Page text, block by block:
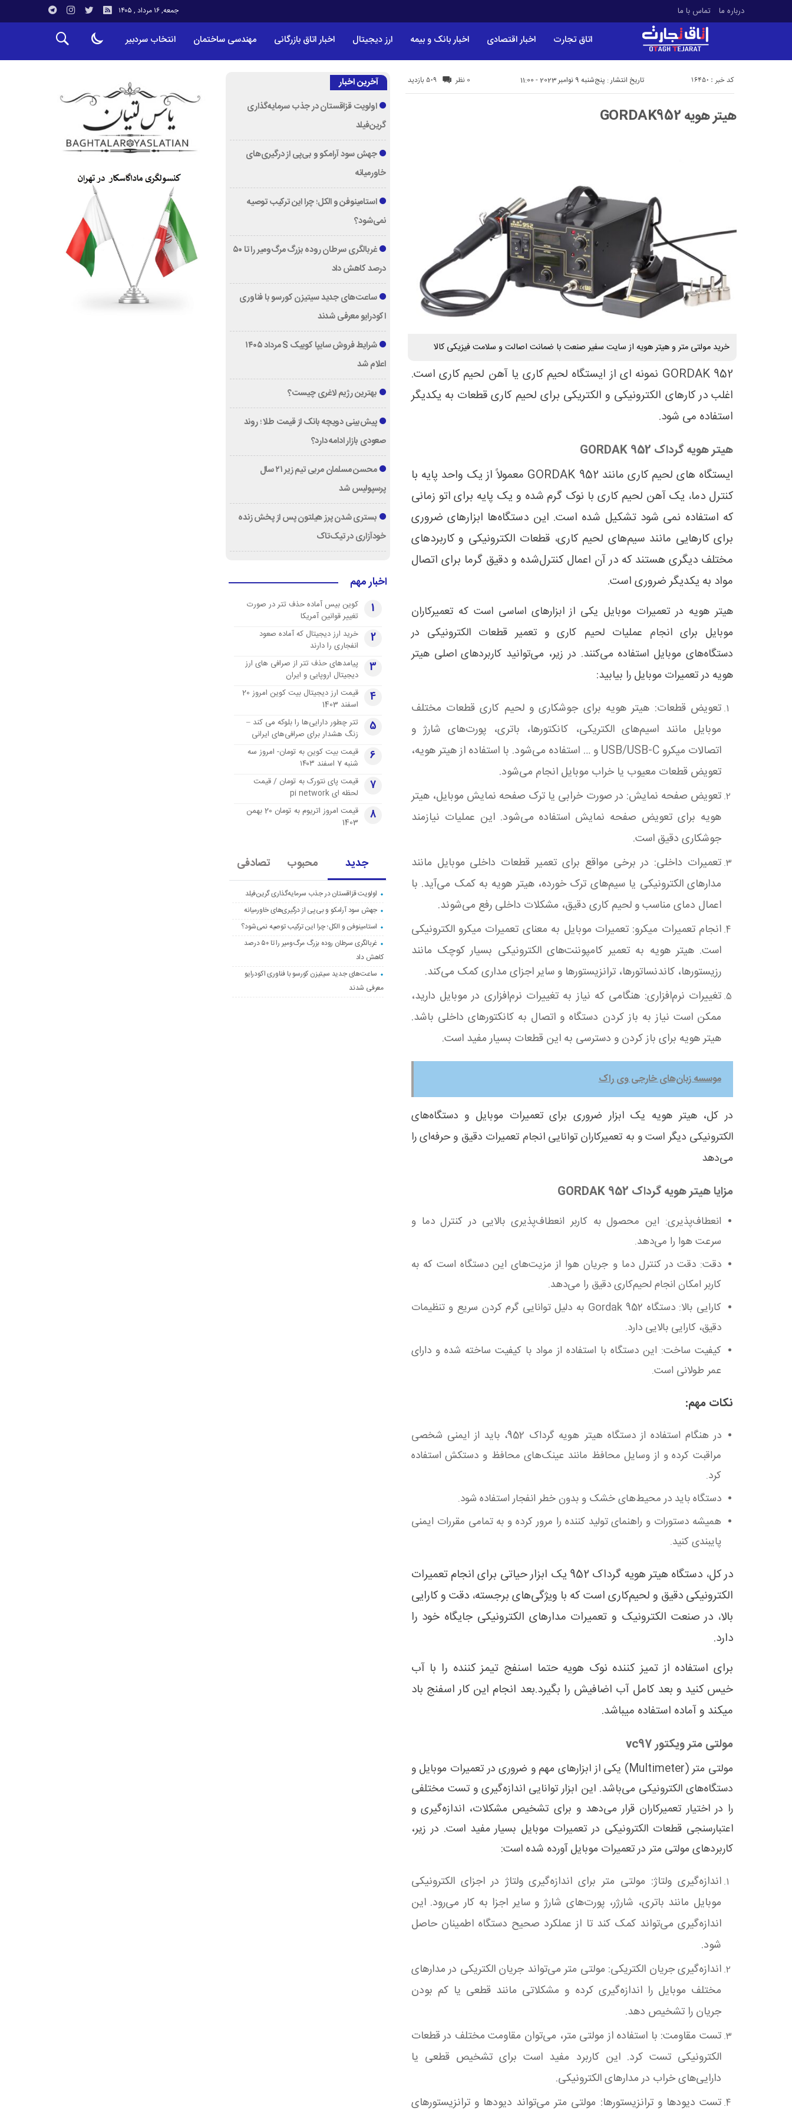
درباره ما تماس با ما جمعه, ۱۶ مرداد , ۱۴۰۵
اتاق تجارت اخبار اقتصادی اخبار بانک و بیمه ارز دیجیتال اخبار اتاق بازرگانی مهندسی ساختمان انتخاب سردبیر
تاریخ انتشار : پنج‌شنبه 9 نوامبر 2023 - 11:00 509 بازدید کد خبر : 16450 0 نظر
هیتر هویه GORDAK952
خرید مولتی متر و هیتر هویه از سایت سفیر صنعت با ضمانت اصالت و سلامت فیزیکی کالا
GORDAK 952 نمونه ای از ایستگاه لحیم کاری یا آهن لحیم کاری است.
اغلب در کارهای الکترونیکی و الکتریکی برای لحیم کاری قطعات به یکدیگر
استفاده می شود.
هیتر هویه گرداک 952 GORDAK
ایستگاه های لحیم کاری مانند GORDAK 952 معمولاً از یک واحد پایه با
کنترل دما، یک آهن لحیم کاری با نوک گرم شده و یک پایه برای اتو زمانی
که استفاده نمی شود تشکیل شده است. این دستگاه‌ها ابزارهای ضروری
برای کارهایی مانند سیم‌های لحیم کاری، قطعات الکترونیکی و کاربردهای
مختلف دیگری هستند که در آن اعمال کنترل‌شده و دقیق گرما برای اتصال
مواد به یکدیگر ضروری است.
هیتر هویه در تعمیرات موبایل یکی از ابزارهای اساسی است که تعمیرکاران
موبایل برای انجام عملیات لحیم کاری و تعمیر قطعات الکترونیکی در
دستگاه‌های موبایل استفاده می‌کنند. در زیر، می‌توانید کاربردهای اصلی هیتر
هویه در تعمیرات موبایل را بیابید:
تعویض قطعات: هیتر هویه برای جوشکاری و لحیم کاری قطعات مختلف
موبایل مانند اسیم‌های الکتریکی، کانکتورها، باتری، پورت‌های شارژ و
اتصالات میکرو
USB/USB-C و … استفاده می‌شود. با استفاده از هیتر هویه،
تعویض قطعات معیوب یا خراب موبایل انجام می‌شود.
تعویض صفحه نمایش: در صورت خرابی یا ترک صفحه نمایش موبایل، هیتر
هویه برای تعویض صفحه نمایش استفاده می‌شود. این عملیات نیازمند
جوشکاری دقیق است.
تعمیرات داخلی: در برخی مواقع برای تعمیر قطعات داخلی موبایل مانند
مدارهای الکترونیکی یا سیم‌های ترک خورده، هیتر هویه به کمک می‌آید. با
اعمال دمای مناسب و لحیم کاری دقیق، مشکلات داخلی رفع می‌شوند.
انجام تعمیرات میکرو: تعمیرات موبایل به معنای تعمیرات میکرو الکترونیکی
است. هیتر هویه به تعمیر کامپوننت‌های الکترونیکی بسیار کوچک مانند
رزیستورها، کاندنساتورها، ترانزیستورها و سایر اجزای مداری کمک می‌کند.
تغییرات نرم‌افزاری: هنگامی که نیاز به تغییرات نرم‌افزاری در موبایل دارید،
ممکن است نیاز به باز کردن دستگاه و اتصال به کانکتورهای داخلی باشد.
هیتر هویه برای باز کردن و دسترسی به این قطعات بسیار مفید است.
موسسه زبان‌های خارجی وی راک
در کل، هیتر هویه یک ابزار ضروری برای تعمیرات موبایل و دستگاه‌های
الکترونیکی دیگر است و به تعمیرکاران توانایی انجام تعمیرات دقیق و حرفه‌ای را
می‌دهد
مزایا هیتر هویه گرداک 952 GORDAK
انعطاف‌پذیری: این محصول به کاربر انعطاف‌پذیری بالایی در کنترل دما و
سرعت هوا را می‌دهد.
دقت: دقت در کنترل دما و جریان هوا از مزیت‌های این دستگاه است که به
کاربر امکان انجام لحیم‌کاری دقیق را می‌دهد.
کارایی بالا: دستگاه Gordak 952 به دلیل توانایی گرم کردن سریع و تنظیمات
دقیق، کارایی بالایی دارد.
کیفیت ساخت: این دستگاه با استفاده از مواد با کیفیت ساخته شده و دارای
عمر طولانی است.
نکات مهم:
در هنگام استفاده از دستگاه هیتر هویه گرداک 952، باید از ایمنی شخصی
مراقبت کرده و از وسایل محافظ مانند عینک‌های محافظ و دستکش استفاده
کرد.
دستگاه باید در محیط‌های خشک و بدون خطر انفجار استفاده شود.
همیشه دستورات و راهنمای تولید کننده را مرور کرده و به تمامی مقررات ایمنی
پایبندی کنید.
در کل، دستگاه هیتر هویه گرداک 952 یک ابزار حیاتی برای انجام تعمیرات
الکترونیکی دقیق و لحیم‌کاری است که با ویژگی‌های برجسته، دقت و کارایی
بالا، در صنعت الکترونیک و تعمیرات مدارهای الکترونیکی جایگاه خود را
دارد.
برای استفاده از تمیز کننده نوک هویه حتما اسنفج تیمز کننده را با آب
خیس کنید و بعد کامل آب اضافیش را بگیرد.بعد انجام این کار اسفنج باد
میکند و آماده استفاده میباشد.
مولتی متر ویکتور vc97
مولتی متر
(Multimeter) یکی از ابزارهای مهم و ضروری در تعمیرات موبایل و
دستگاه‌های الکترونیکی می‌باشد. این ابزار توانایی اندازه‌گیری و تست مختلفی
را در اختیار تعمیرکاران قرار می‌دهد و برای تشخیص مشکلات، اندازه‌گیری و
اعتبارسنجی قطعات الکترونیکی در تعمیرات موبایل بسیار مفید است. در زیر،
کاربردهای مولتی متر در تعمیرات موبایل آورده شده است:
اندازه‌گیری ولتاژ: مولتی متر برای اندازه‌گیری ولتاژ در اجزای الکترونیکی
موبایل مانند باتری، شارژر، پورت‌های شارژ و سایر اجزا به کار می‌رود. این
اندازه‌گیری می‌تواند کمک کند تا از عملکرد صحیح دستگاه اطمینان حاصل
شود.
اندازه‌گیری جریان الکتریکی: مولتی متر می‌تواند جریان الکتریکی در مدارهای
مختلف موبایل را اندازه‌گیری کرده و مشکلاتی مانند قطعی یا کم بودن
جریان را تشخیص دهد.
تست مقاومت: با استفاده از مولتی متر، می‌توان مقاومت مختلف در قطعات
الکترونیکی تست کرد. این کاربرد مفید است برای تشخیص قطعی یا
دارایی‌های خراب در مدارهای الکترونیکی.
تست دیودها و ترانزیستورها: مولتی متر می‌تواند دیودها و ترانزیستورهای
آخرین اخبار
اولویت قزاقستان در جذب سرمایه‌گذاری
گرین‌فیلد
جهش سود آرامکو و بی‌پی از درگیری‌های
خاورمیانه
استامینوفن و الکل؛ چرا این ترکیب توصیه
نمی‌شود؟
غربالگری سرطان روده بزرگ مرگ‌ومیر را تا ۵۰
درصد کاهش داد
ساعت‌های جدید سیتیزن کورسو با فناوری
اکودرایو معرفی شدند
شرایط فروش سایپا کوییک S مرداد ۱۴۰۵
اعلام شد
بهترین رژیم لاغری چیست؟
پیش‌بینی دویچه‌ بانک از قیمت طلا ؛ روند
صعودی بازار ادامه دارد؟
محسن مسلمان مربی تیم زیر ۲۱ سال
پرسپولیس شد
بستری شدن پرز هیلتون پس از پخش زنده
خودآزاری در تیک‌تاک
اخبار مهم
1
کوین بیس آماده حذف تتر در صورت
تغییر قوانین آمریکا
2
خرید ارز دیجیتال که آماده صعود
انفجاری را دارند
3
پیامدهای حذف تتر از صرافی های ارز
دیجیتال اروپایی و ایران
4
قیمت ارز دیجیتال بیت کوین امروز 20
اسفند 1403
5
تتر چطور دارایی‌ها را بلوکه می کند –
زنگ هشدار برای صرافی‌های ایرانی
6
قیمت بیت کوین به تومان- امروز سه
شنبه 7 اسفند ۱۴۰۳
7
قیمت پای نتورک به تومان / قیمت
لحظه ای pi network
8
قیمت امروز اتریوم به تومان 20 بهمن
1403
جدید محبوب تصادفی
اولویت قزاقستان در جذب سرمایه‌گذاری گرین‌فیلد
جهش سود آرامکو و بی‌پی از درگیری‌های خاورمیانه
استامینوفن و الکل؛ چرا این ترکیب توصیه نمی‌شود؟
غربالگری سرطان روده بزرگ مرگ‌ومیر را تا ۵۰ درصد
کاهش داد
ساعت‌های جدید سیتیزن کورسو با فناوری اکودرایو
معرفی شدند